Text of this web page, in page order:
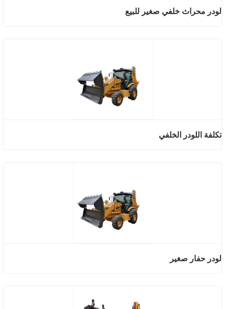
لودر محراث خلفي صغير للبيع
تكلفة اللودر الخلفي
لودر حفار صغير